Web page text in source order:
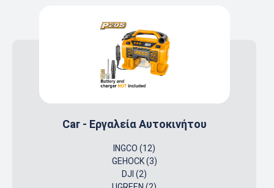
Car - Εργαλεία Αυτοκινήτου
INGCO (12)
GEHOCK (3)
DJI (2)